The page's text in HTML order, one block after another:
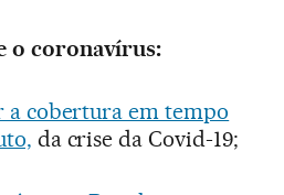
o coronavírus:
a cobertura em tempo
da crise da Covid-19;